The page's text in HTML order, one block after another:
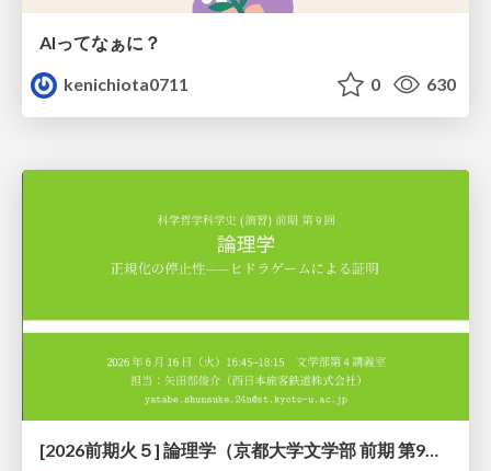
AIってなぁに？
kenichiota0711
0 630
[2026前期火５] 論理学（京都大学文学部 前期 第9回）「正規化の停止性——ヒドラゲームによる証明」